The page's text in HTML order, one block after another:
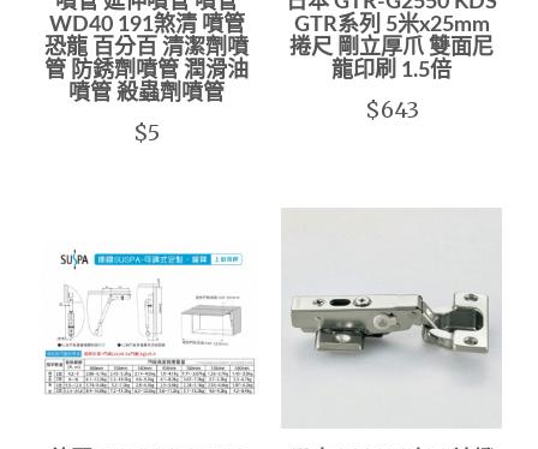
WD40 191煞清 噴管
恐龍 百分百 清潔劑噴
管 防銹劑噴管 潤滑油
噴管 殺蟲劑噴管
$5
GTR系列 5米x25mm
捲尺 剛立厚爪 雙面尼
龍印刷 1.5倍
$643